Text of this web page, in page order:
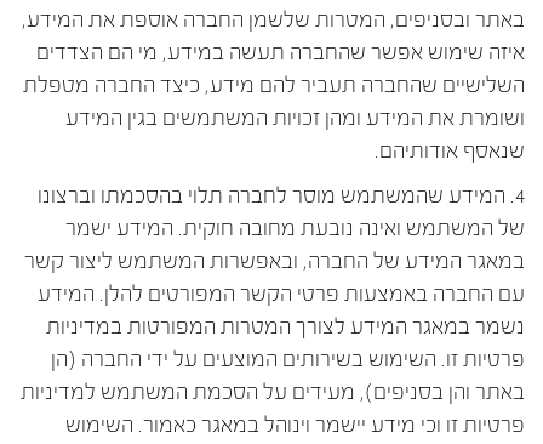
באתר ובסניפים, המטרות שלשמן החברה אוספת את המידע,
איזה שימוש אפשר שהחברה תעשה במידע, מי הם הצדדים
השלישיים שהחברה תעביר להם מידע, כיצד החברה מטפלת
ושומרת את המידע ומהן זכויות המשתמשים בגין המידע
שנאסף אודותיהם.
4. המידע שהמשתמש מוסר לחברה תלוי בהסכמתו וברצונו
של המשתמש ואינה נובעת מחובה חוקית. המידע ישמר
במאגר המידע של החברה, ובאפשרות המשתמש ליצור קשר
עם החברה באמצעות פרטי הקשר המפורטים להלן. המידע
נשמר במאגר המידע לצורך המטרות המפורטות במדיניות
פרטיות זו. השימוש בשירותים המוצעים על ידי החברה (הן
באתר והן בסניפים), מעידים על הסכמת המשתמש למדיניות
פרטיות זו וכי מידע יישמר וינוהל במאגר כאמור. השימוש